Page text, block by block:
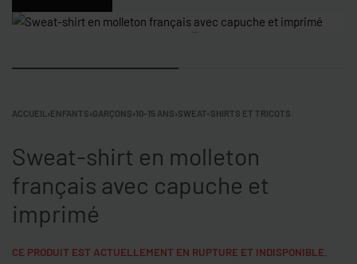
0
ACCUEIL ›ENFANTS›GARÇONS›10-15 ANS›SWEAT-SHIRTS ET TRICOTS
Sweat-shirt en molleton
français avec capuche et
imprimé
CE PRODUIT EST ACTUELLEMENT EN RUPTURE ET INDISPONIBLE.